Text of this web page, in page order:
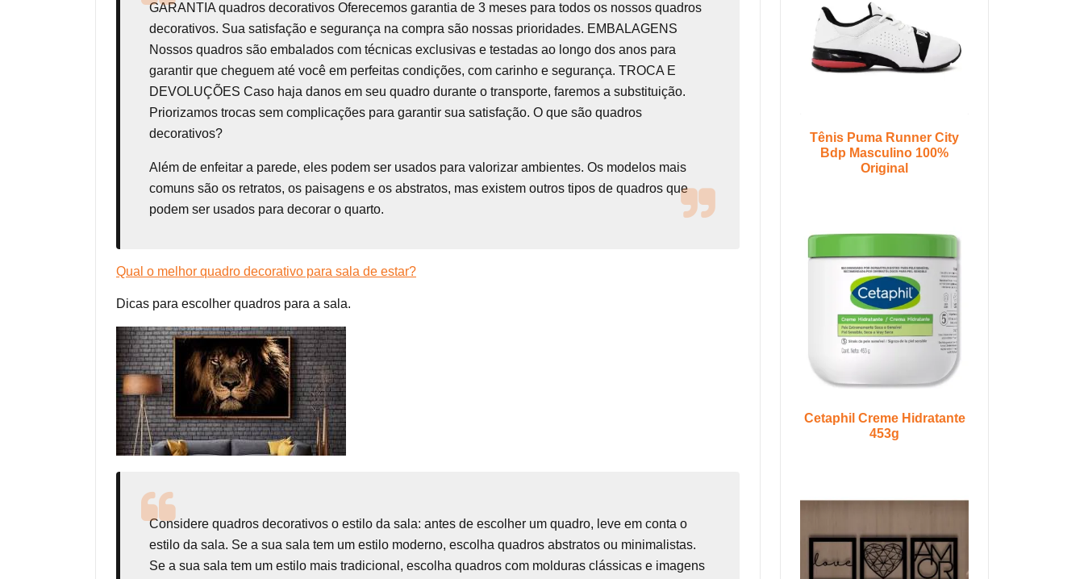
GARANTIA quadros decorativos Oferecemos garantia de 3 meses para todos os nossos quadros
decorativos. Sua satisfação e segurança na compra são nossas prioridades. EMBALAGENS
Nossos quadros são embalados com técnicas exclusivas e testadas ao longo dos anos para
garantir que cheguem até você em perfeitas condições, com carinho e segurança. TROCA E
DEVOLUÇÕES Caso haja danos em seu quadro durante o transporte, faremos a substituição.
Priorizamos trocas sem complicações para garantir sua satisfação. O que são quadros
decorativos?
Além de enfeitar a parede, eles podem ser usados para valorizar ambientes. Os modelos mais
comuns são os retratos, os paisagens e os abstratos, mas existem outros tipos de quadros que
podem ser usados para decorar o quarto.
Qual o melhor quadro decorativo para sala de estar?
Dicas para escolher quadros para a sala.
Considere quadros decorativos o estilo da sala: antes de escolher um quadro, leve em conta o
estilo da sala. Se a sua sala tem um estilo moderno, escolha quadros abstratos ou minimalistas.
Se a sua sala tem um estilo mais tradicional, escolha quadros com molduras clássicas e imagens
Tênis Puma Runner City
Bdp Masculino 100%
Original
Cetaphil Creme Hidratante
453g